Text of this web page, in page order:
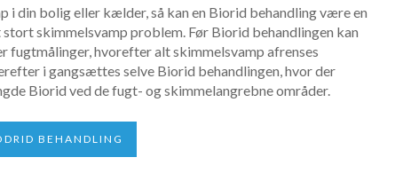
i din bolig eller kælder, så kan en Biorid behandling være en
skimmelsvamp problem. Før Biorid behandlingen kan
fugtmålinger, hvorefter alt skimmelsvamp afrenses
i gangsættes selve Biorid behandlingen, hvor der
Biorid ved de fugt- og skimmelangrebne områder.
BEHANDLING